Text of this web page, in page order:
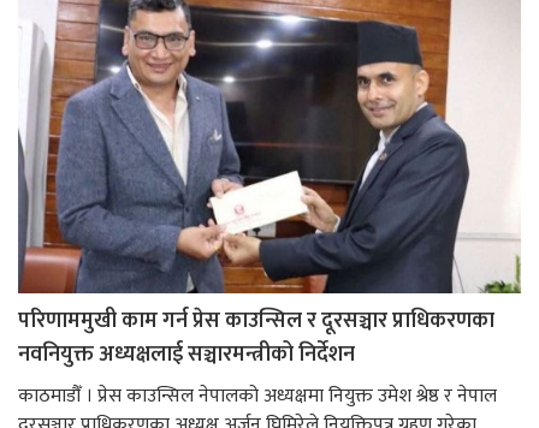
परिणाममुखी काम गर्न प्रेस काउन्सिल र दूरसञ्चार प्राधिकरणका
नवनियुक्त अध्यक्षलाई सञ्चारमन्त्रीको निर्देशन
काठमाडौँ । प्रेस काउन्सिल नेपालको अध्यक्षमा नियुक्त उमेश श्रेष्ठ र नेपाल